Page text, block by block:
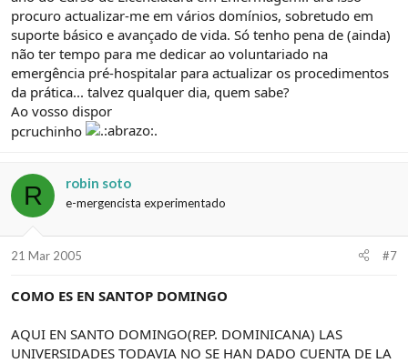
procuro actualizar-me em vários domínios, sobretudo em
suporte básico e avançado de vida. Só tenho pena de (ainda)
não ter tempo para me dedicar ao voluntariado na
emergência pré-hospitalar para actualizar os procedimentos
da prática... talvez qualquer dia, quem sabe?
Ao vosso dispor
pcruchinho
R robin soto
e-mergencista experimentado
21 Mar 2005 #7
COMO ES EN SANTOP DOMINGO
AQUI EN SANTO DOMINGO(REP. DOMINICANA) LAS
UNIVERSIDADES TODAVIA NO SE HAN DADO CUENTA DE LA